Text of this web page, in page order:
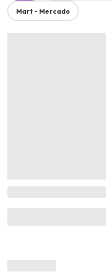
Mart - Mercado